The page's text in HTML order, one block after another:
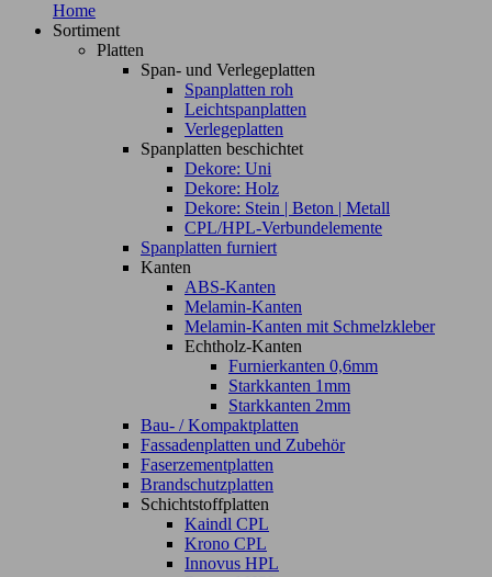
Home
Sortiment
Platten
Span- und Verlegeplatten
Spanplatten roh
Leichtspanplatten
Verlegeplatten
Spanplatten beschichtet
Dekore: Uni
Dekore: Holz
Dekore: Stein | Beton | Metall
CPL/HPL-Verbundelemente
Spanplatten furniert
Kanten
ABS-Kanten
Melamin-Kanten
Melamin-Kanten mit Schmelzkleber
Echtholz-Kanten
Furnierkanten 0,6mm
Starkkanten 1mm
Starkkanten 2mm
Bau- / Kompaktplatten
Fassadenplatten und Zubehör
Faserzementplatten
Brandschutzplatten
Schichtstoffplatten
Kaindl CPL
Krono CPL
Innovus HPL